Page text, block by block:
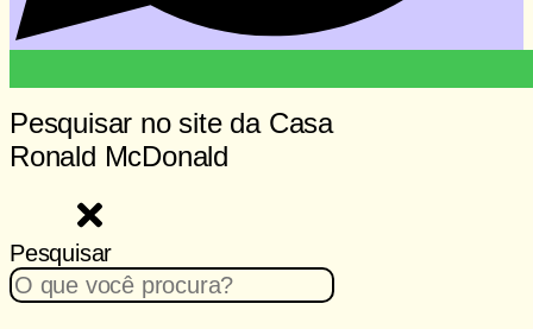
Pesquisar no site da Casa
Ronald McDonald
Pesquisar